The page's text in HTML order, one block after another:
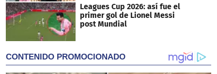
Leagues Cup 2026: así fue el
primer gol de Lionel Messi
post Mundial